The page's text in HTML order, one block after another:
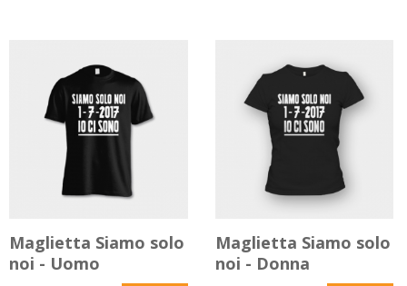
Maglietta Siamo solo
noi - Uomo
Maglietta Siamo solo
noi - Donna